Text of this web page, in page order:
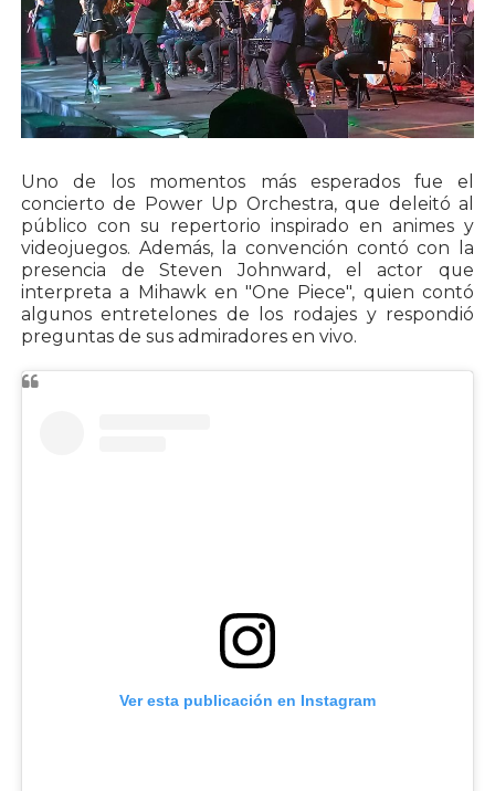
Uno de los momentos más esperados fue el
concierto de Power Up Orchestra, que deleitó al
público con su repertorio inspirado en animes y
videojuegos. Además, la convención contó con la
presencia de Steven Johnward, el actor que
interpreta a Mihawk en "One Piece", quien contó
algunos entretelones de los rodajes y respondió
preguntas de sus admiradores en vivo.
Ver esta publicación en Instagram